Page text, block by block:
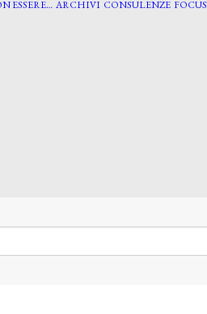
ESSERE… ARCHIVI CONSULENZE FOCUS